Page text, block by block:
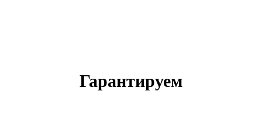
Гарантируем